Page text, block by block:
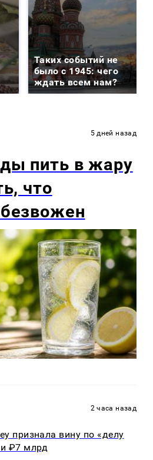
Таких событий не
было с 1945: чего
ждать всем нам?
5 дней назад
пить в жару
что
2 часа назад
признала вину по «делу
₽7 млрд